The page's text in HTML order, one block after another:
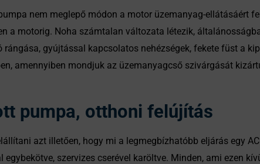
nem meglepő módon a motor üzemanyag-ellátásáért
a motorig. Noha számtalan változata létezik,
gyújtással kapcsolatos nehézségek, fekete füst a
amennyiben mondjuk az üzemanyagcső szivárgását
pumpa, otthoni felújítás
azt illetően, hogy mi a legmegbízhatóbb eljárás egy
egybekötve, szervizes cserével karöltve. Minden, ami ezen